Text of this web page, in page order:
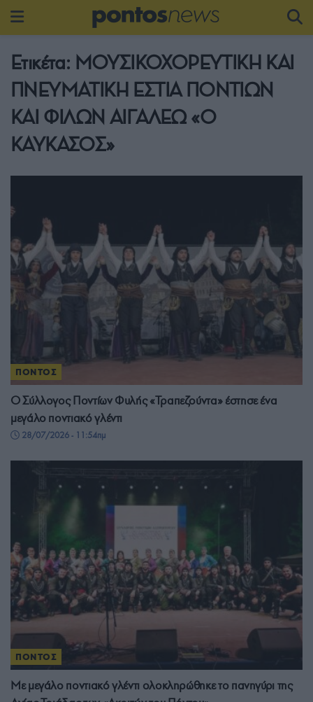
Ετικέτα: ΜΟΥΣΙΚΟΧΟΡΕΥΤΙΚΗ ΚΑΙ
ΠΝΕΥΜΑΤΙΚΗ ΕΣΤΙΑ ΠΟΝΤΙΩΝ
ΚΑΙ ΦΙΛΩΝ ΑΙΓΑΛΕΩ «Ο
ΚΑΥΚΑΣΟΣ»
ΠΟΝΤΟΣ
Ο Σύλλογος Ποντίων Φυλής «Τραπεζούντα» έστησε ένα
μεγάλο ποντιακό γλέντι
28/07/2026 - 11:54πμ
ΠΟΝΤΟΣ
Με μεγάλο ποντιακό γλέντι ολοκληρώθηκε το πανηγύρι της